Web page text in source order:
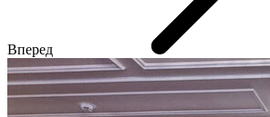
Вперед